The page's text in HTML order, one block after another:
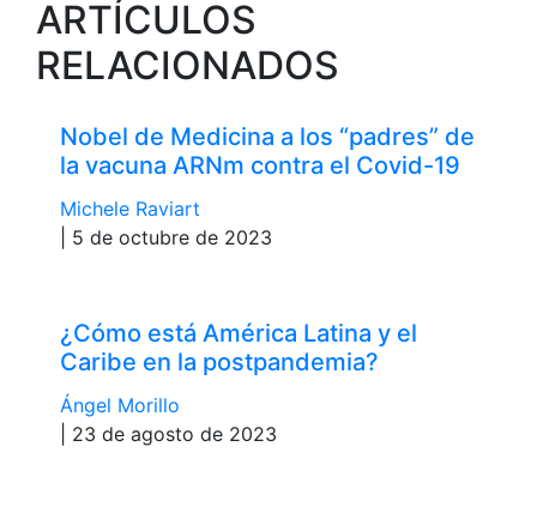
ARTÍCULOS
RELACIONADOS
Nobel de Medicina a los “padres” de
la vacuna ARNm contra el Covid-19
Michele Raviart
| 5 de octubre de 2023
¿Cómo está América Latina y el
Caribe en la postpandemia?
Ángel Morillo
| 23 de agosto de 2023